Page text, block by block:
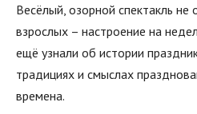
Весёлый, озорной спектакль
взрослых – настроение на
ещё узнали об истории
традициях и смыслах
времена.